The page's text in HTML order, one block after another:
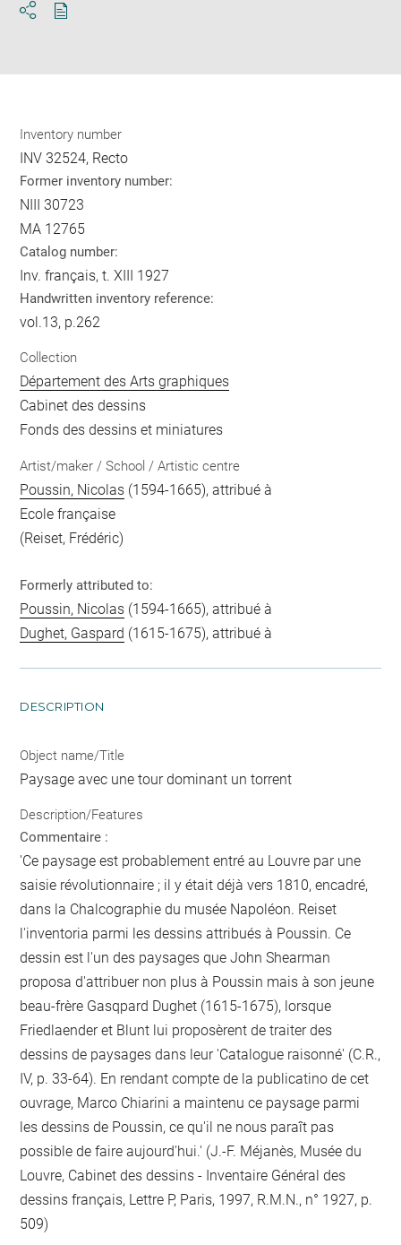
Inventory number
INV 32524, Recto
Former inventory number:
NIII 30723
MA 12765
Catalog number:
Inv. français, t. XIII 1927
Handwritten inventory reference:
vol.13, p.262
Collection
Département des Arts graphiques
Cabinet des dessins
Fonds des dessins et miniatures
Artist/maker / School / Artistic centre
Poussin, Nicolas (1594-1665), attribué à
Ecole française
(Reiset, Frédéric)
Formerly attributed to:
Poussin, Nicolas (1594-1665), attribué à
Dughet, Gaspard (1615-1675), attribué à
DESCRIPTION
Object name/Title
Paysage avec une tour dominant un torrent
Description/Features
Commentaire :
'Ce paysage est probablement entré au Louvre par une
saisie révolutionnaire ; il y était déjà vers 1810, encadré,
dans la Chalcographie du musée Napoléon. Reiset
l'inventoria parmi les dessins attribués à Poussin. Ce
dessin est l'un des paysages que John Shearman
proposa d'attribuer non plus à Poussin mais à son jeune
beau-frère Gasqpard Dughet (1615-1675), lorsque
Friedlaender et Blunt lui proposèrent de traiter des
dessins de paysages dans leur 'Catalogue raisonné' (C.R.,
IV, p. 33-64). En rendant compte de la publicatino de cet
ouvrage, Marco Chiarini a maintenu ce paysage parmi
les dessins de Poussin, ce qu'il ne nous paraît pas
possible de faire aujourd'hui.' (J.-F. Méjanès, Musée du
Louvre, Cabinet des dessins - Inventaire Général des
dessins français, Lettre P, Paris, 1997, R.M.N., n° 1927, p.
509)